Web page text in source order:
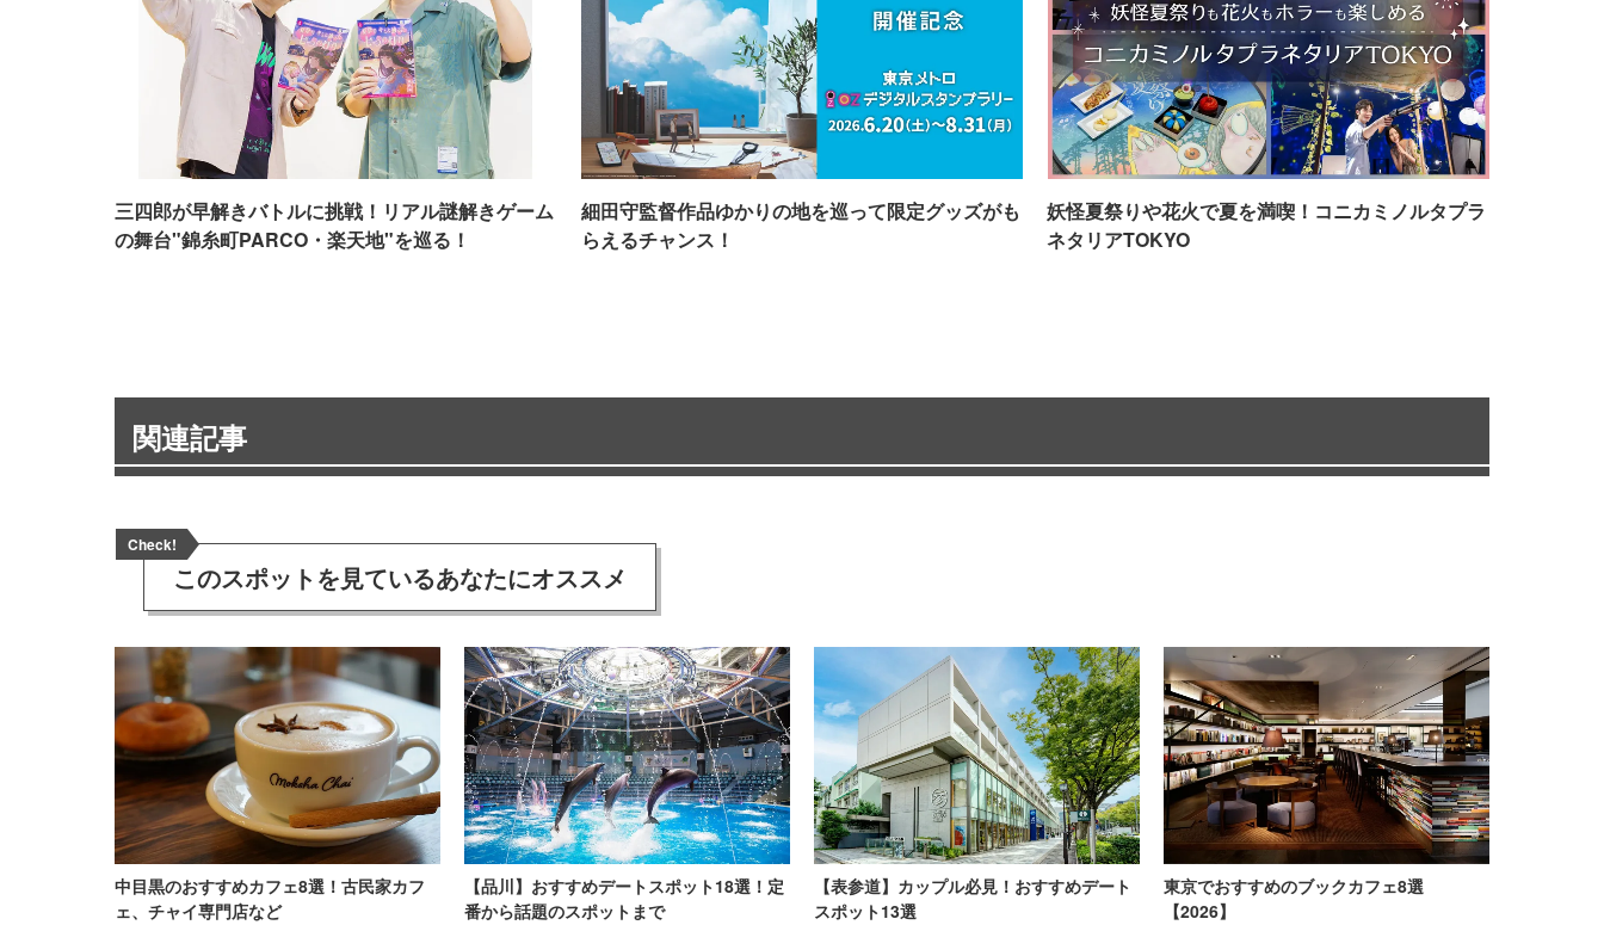
三四郎が早解きバトルに挑戦！リアル謎解きゲーム
の舞台"錦糸町PARCO・楽天地"を巡る！
細田守監督作品ゆかりの地を巡って限定グッズがも
らえるチャンス！
妖怪夏祭りや花火で夏を満喫！コニカミノルタプラ
ネタリアTOKYO
関連記事
Check!
このスポットを見ているあなたにオススメ
中目黒のおすすめカフェ8選！古民家カフ
ェ、チャイ専門店など
【品川】おすすめデートスポット18選！定
番から話題のスポットまで
【表参道】カップル必見！おすすめデート
スポット13選
東京でおすすめのブックカフェ8選
【2026】